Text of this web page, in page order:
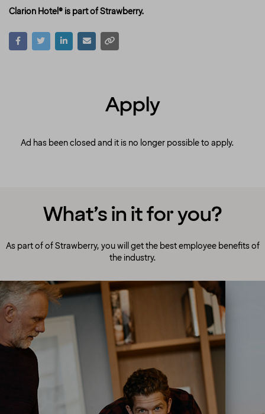
Clarion Hotel® is part of Strawberry.
Apply
Ad has been closed and it is no longer possible to apply.
What’s in it for you?
As part of of Strawberry, you will get the best employee benefits of
the industry.
A culture to cherish